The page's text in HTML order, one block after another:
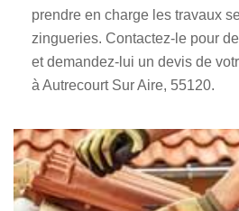
prendre en charge les travaux
zingueries. Contactez-le pour
et demandez-lui un devis de
à Autrecourt Sur Aire, 55120.